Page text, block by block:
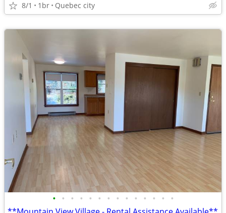
8/1 1br Quebec city
• • • • • • • • • • • • • •